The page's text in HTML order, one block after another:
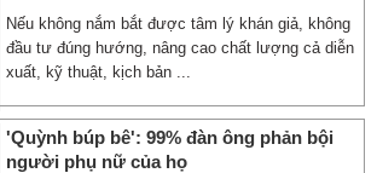
Nếu không nắm bắt được tâm lý khán giả, không
đầu tư đúng hướng, nâng cao chất lượng cả diễn
xuất, kỹ thuật, kịch bản ...
'Quỳnh búp bê': 99% đàn ông phản bội
người phụ nữ của họ